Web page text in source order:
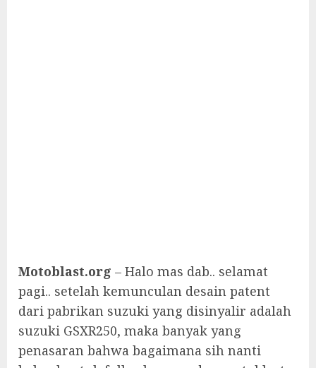
Motoblast.org – Halo mas dab.. selamat
pagi.. setelah kemunculan desain patent
dari pabrikan suzuki yang disinyalir adalah
suzuki GSXR250, maka banyak yang
penasaran bahwa bagaimana sih nanti